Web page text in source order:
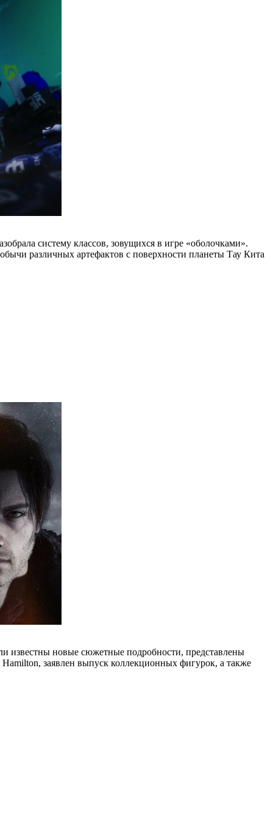
систему классов, зовущихся в игре «оболочками».
различных артефактов с поверхности планеты Тау Кита
известны новые сюжетные подробности, представлены
заявлен выпуск коллекционных фигурок, а также